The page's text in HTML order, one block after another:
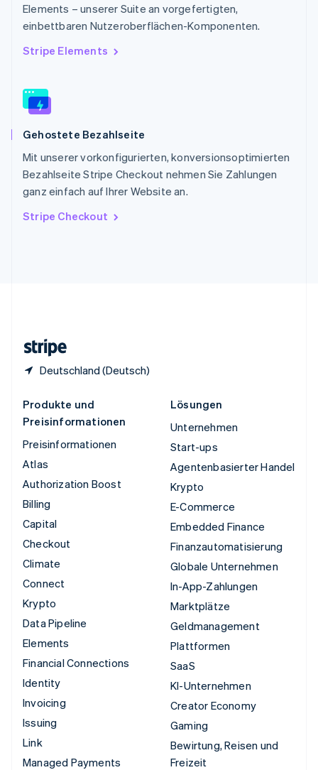
Elements – unserer Suite an vorgefertigten,
einbettbaren Nutzeroberflächen-Komponenten.
Stripe Elements
Gehostete Bezahlseite
Mit unserer vorkonfigurierten, konversionsoptimierten
Bezahlseite Stripe Checkout nehmen Sie Zahlungen
ganz einfach auf Ihrer Website an.
Stripe Checkout
Deutschland (Deutsch)
Slowakei
English
Slowenien
China
English
Español English
ไทย English
Tschechische Republik
English
English
Produkte und
Preisinformationen
Preisinformationen
Atlas
Authorization Boost
Billing
Capital
Checkout
Climate
Connect
Krypto
Data Pipeline
Elements
Financial Connections
Identity
Invoicing
Issuing
Link
Managed Payments
Lösungen
Unternehmen
Start-ups
Agentenbasierter Handel
Krypto
E-Commerce
Embedded Finance
Finanzautomatisierung
Globale Unternehmen
In-App-Zahlungen
Marktplätze
Geldmanagement
Plattformen
SaaS
KI-Unternehmen
Creator Economy
Gaming
Bewirtung, Reisen und
Freizeit